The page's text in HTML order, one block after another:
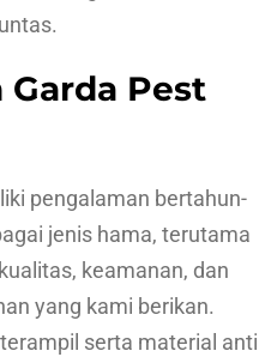
Pest
pengalaman bertahun-
jenis hama, terutama
keamanan, dan
yang kami berikan.
serta material anti